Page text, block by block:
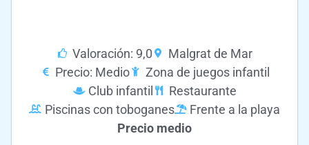
Valoración: 9,0
Malgrat de Mar
Precio: Medio
Zona de juegos infantil
Club infantil
Restaurante
Piscinas con toboganes
Frente a la playa
Precio medio